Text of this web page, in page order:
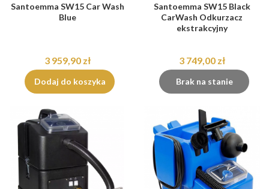
Santoemma SW15 Car Wash
Blue
3 959,90 zł
Dodaj do koszyka
Santoemma SW15 Black
CarWash Odkurzacz
ekstrakcyjny
3 749,00 zł
Brak na stanie